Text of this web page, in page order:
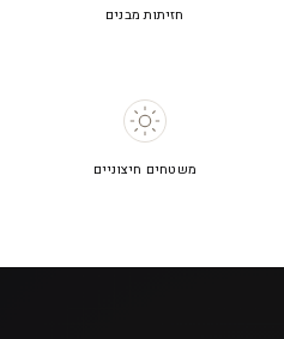
חזיתות מבנים
משטחים חיצוניים